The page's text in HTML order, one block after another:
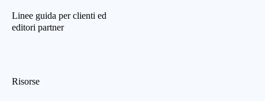
Linee guida per clienti ed
editori partner
Risorse